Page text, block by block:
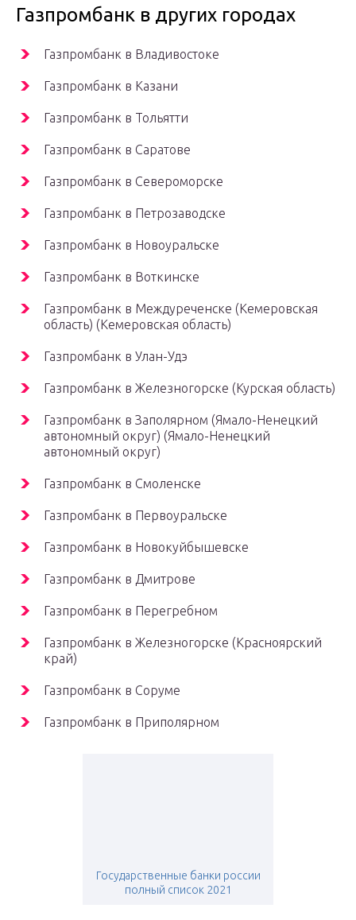
Газпромбанк в других городах
Газпромбанк в Владивостоке
Газпромбанк в Казани
Газпромбанк в Тольятти
Газпромбанк в Саратове
Газпромбанк в Североморске
Газпромбанк в Петрозаводске
Газпромбанк в Новоуральске
Газпромбанк в Воткинске
Газпромбанк в Междуреченске (Кемеровская
область) (Кемеровская область)
Газпромбанк в Улан-Удэ
Газпромбанк в Железногорске (Курская область)
Газпромбанк в Заполярном (Ямало-Ненецкий
автономный округ) (Ямало-Ненецкий
автономный округ)
Газпромбанк в Смоленске
Газпромбанк в Первоуральске
Газпромбанк в Новокуйбышевске
Газпромбанк в Дмитрове
Газпромбанк в Перегребном
Газпромбанк в Железногорске (Красноярский
край)
Газпромбанк в Соруме
Газпромбанк в Приполярном
Государственные банки россии
полный список 2021